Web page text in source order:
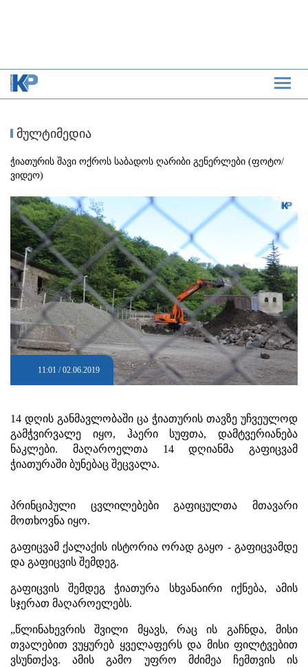
მულტიმედია
ჭიათურის შავი ოქროს საბადოს ღარიბი გენერლები (ფოტო/
ვიდეო)
11:01 / 02.06.2019
14 დღის განმავლობაში ცა ჭიათურის თავზე უჩვეულოდ
გამჭვირვალე იყო, ჰაერი სუფთა, დამტვერიანება
ნაკლები. მაღაროელთა 14 დღიანმა გაფიცვამ
ჭიათურაში ბუნებაც შეცვალა.
პრინციპული ცვლილებები გაფიცულთა მთავარი
მოთხოვნა იყო.
გაფიცვამ ქალაქის ისტორია ორად გაყო - გაფიცვამდე
და გაფიცვის შემდეგ.
გაფიცვის შემდეგ ჭიათურა სხვანაირი იქნება, ამის
სჯერათ მაღაროელებს.
„წლინახევრის შვილი მყავს, რაც ის გაჩნდა, მისი
თვალებით ვუყურებ ყველაფერს და მისი ფილტვებით
ვსუნთქავ. ამის გამო უფრო მძიმეა ჩემთვის ის